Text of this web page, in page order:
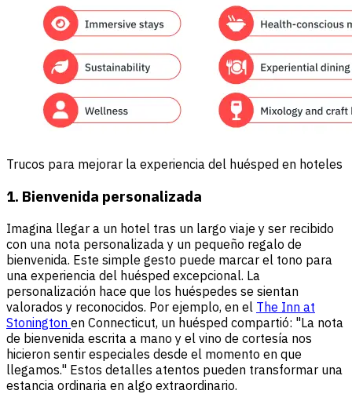
Trucos para mejorar la experiencia del huésped en hoteles
1. Bienvenida personalizada
Imagina llegar a un hotel tras un largo viaje y ser recibido
con una nota personalizada y un pequeño regalo de
bienvenida. Este simple gesto puede marcar el tono para
una experiencia del huésped excepcional. La
personalización hace que los huéspedes se sientan
valorados y reconocidos. Por ejemplo, en el The Inn at
Stonington en Connecticut, un huésped compartió: "La nota
de bienvenida escrita a mano y el vino de cortesía nos
hicieron sentir especiales desde el momento en que
llegamos." Estos detalles atentos pueden transformar una
estancia ordinaria en algo extraordinario.